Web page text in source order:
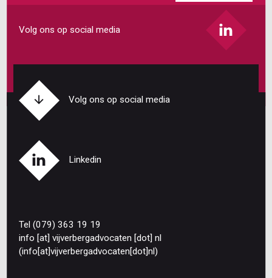
Volg ons op social media
Volg ons op social media
Linkedin
Tel (079) 363 19 19
info [at] vijverbergadvocaten [dot] nl
(info[at]vijverbergadvocaten[dot]nl)